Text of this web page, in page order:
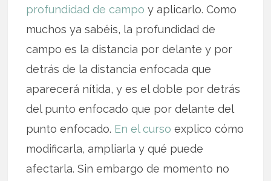
profundidad de campo y aplicarlo. Como
muchos ya sabéis, la profundidad de
campo es la distancia por delante y por
detrás de la distancia enfocada que
aparecerá nítida, y es el doble por detrás
del punto enfocado que por delante del
punto enfocado. En el curso explico cómo
modificarla, ampliarla y qué puede
afectarla. Sin embargo de momento no